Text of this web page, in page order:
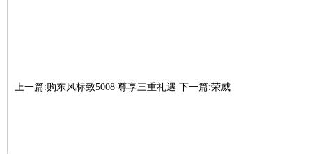
上一篇:购东风标致5008 尊享三重礼遇 下一篇:荣威